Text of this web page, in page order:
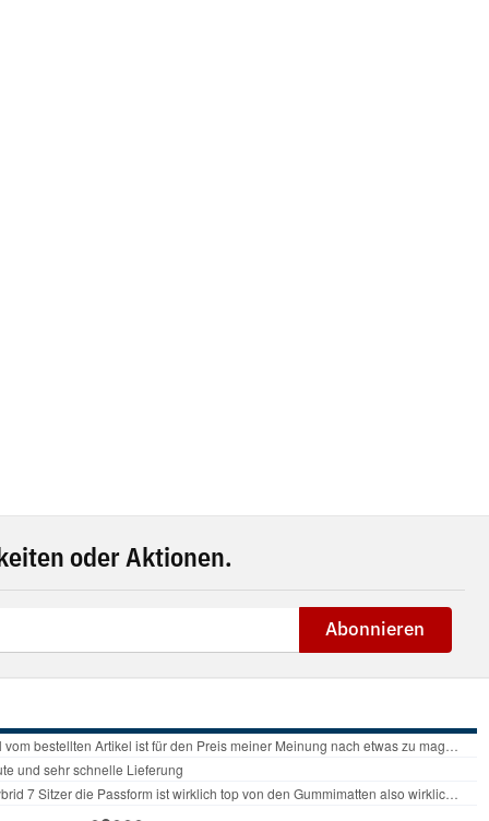
oder Aktionen.
Abonnieren